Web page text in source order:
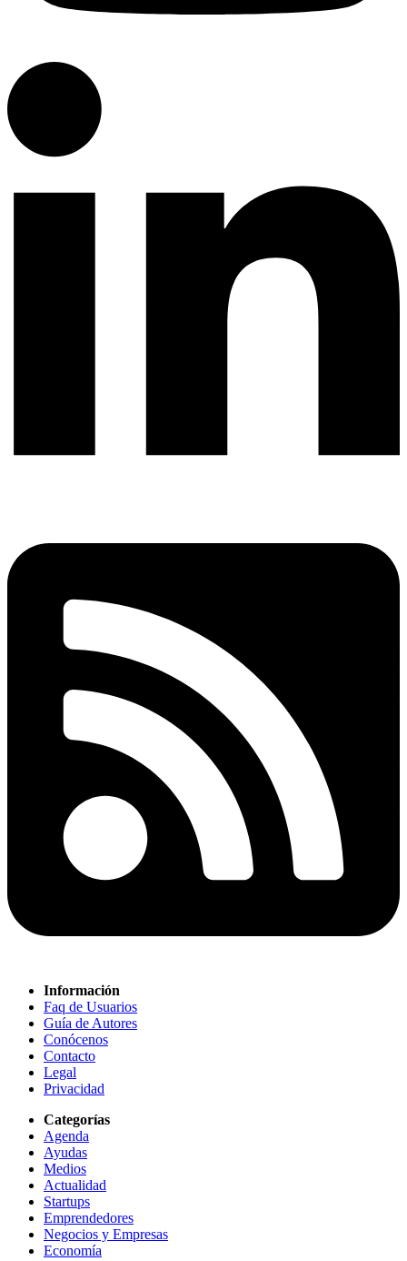
Información
Faq de Usuarios
Guía de Autores
Conócenos
Contacto
Legal
Privacidad
Categorías
Agenda
Ayudas
Medios
Actualidad
Startups
Emprendedores
Negocios y Empresas
Economía